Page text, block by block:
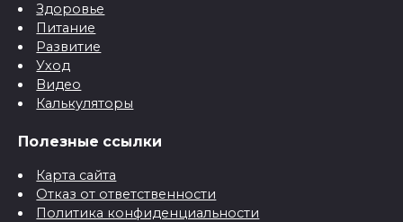
Здоровье
Питание
Развитие
Уход
Видео
Калькуляторы
Полезные ссылки
Карта сайта
Отказ от ответственности
Политика конфиденциальности